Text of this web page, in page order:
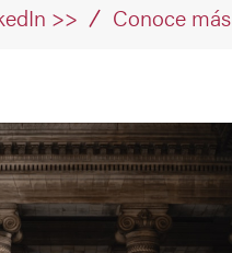
>>
Conoce